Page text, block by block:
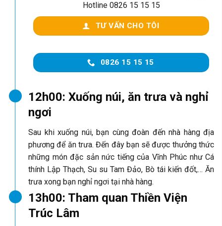
Hotline 0826 15 15 15
TƯ VẤN CHO TÔI
0826 15 15 15
12h00: Xuống núi, ăn trưa và nghỉ
ngơi
Sau khi xuống núi, bạn cùng đoàn đến nhà hàng địa
phương để ăn trưa. Đến đây bạn sẽ được thưởng thức
những món đặc sản nức tiếng của Vĩnh Phúc như Cá
thính Lập Thạch, Su su Tam Đảo, Bò tái kiến đốt,… Ăn
trưa xong bạn nghỉ ngơi tại nhà hàng.
13h00: Tham quan Thiền Viện
Trúc Lâm